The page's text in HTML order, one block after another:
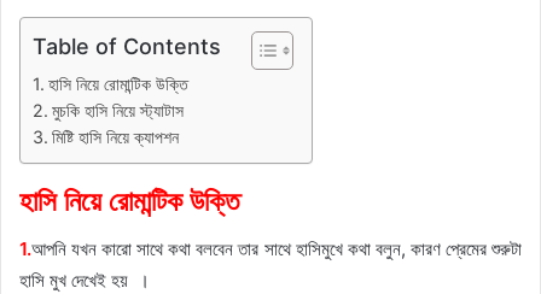
Table of Contents
হাসি নিয়ে রোমান্টিক উক্তি
মুচকি হাসি নিয়ে স্ট্যাটাস
মিষ্টি হাসি নিয়ে ক্যাপশন
হাসি নিয়ে রোমান্টিক উক্তি
1.আপনি যখন কারো সাথে কথা বলবেন তার সাথে হাসিমুখে কথা বলুন, কারণ প্রেমের শুরুটা
হাসি মুখ দেখেই হয় ।